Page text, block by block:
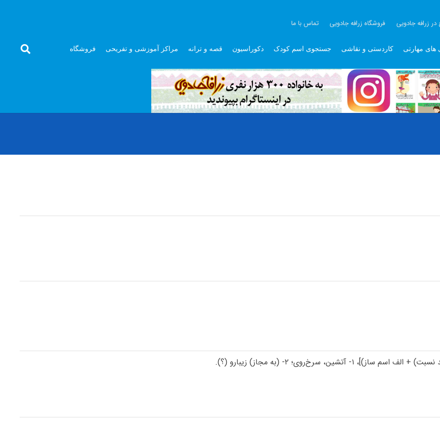
در زرافه جادویی فروشگاه زرافه جادویی تماس با ما
های مهارتی کاردستی و نقاشی جستجوی اسم کودک دکوراسیون قصه و ترانه مراکز آموزشی و تفریحی فروشگاه
سرخ‌روی؛ ۲- (به مجاز) زیبارو (؟).